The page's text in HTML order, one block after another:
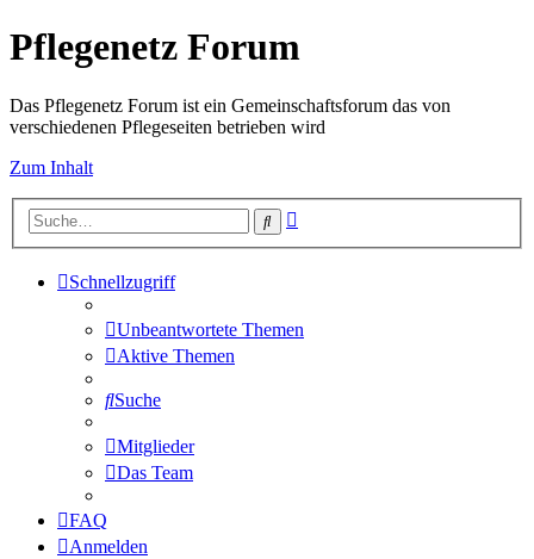
Pflegenetz Forum
Das Pflegenetz Forum ist ein Gemeinschaftsforum das von
verschiedenen Pflegeseiten betrieben wird
Zum Inhalt
Suche
Schnellzugriff
Unbeantwortete Themen
Aktive Themen
Suche
Mitglieder
Das Team
FAQ
Anmelden